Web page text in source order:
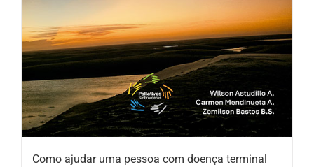
Como ajudar uma pessoa com doença terminal